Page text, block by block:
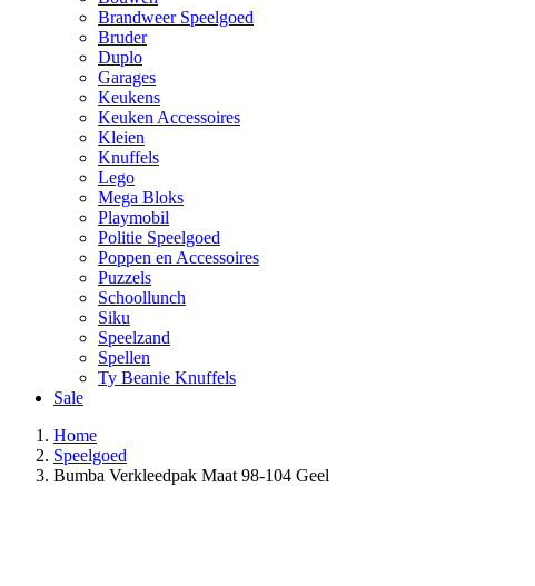
Brandweer Speelgoed
Bruder
Duplo
Garages
Keukens
Keuken Accessoires
Kleien
Knuffels
Lego
Mega Bloks
Playmobil
Politie Speelgoed
Poppen en Accessoires
Puzzels
Schoollunch
Siku
Speelzand
Spellen
Ty Beanie Knuffels
Sale
Home
Speelgoed
Bumba Verkleedpak Maat 98-104 Geel